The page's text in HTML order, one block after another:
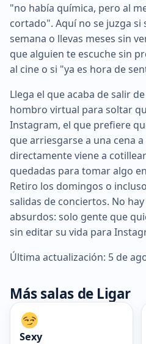
"no había química, pero al
cortado". Aquí no se juzga si
semana o llevas meses sin
que alguien te escuche sin
al cine o si "ya es hora de
Llega el que acaba de salir
hombro virtual para soltar
Instagram, el que prefiere
que arriesgarse a una cena
directamente viene a
quedadas para tomar algo
Retiro los domingos o
salidas de conciertos. No
absurdos: solo gente que
sin editar su vida para
Última actualización: 5 de
Más salas de Ligar
Sexy